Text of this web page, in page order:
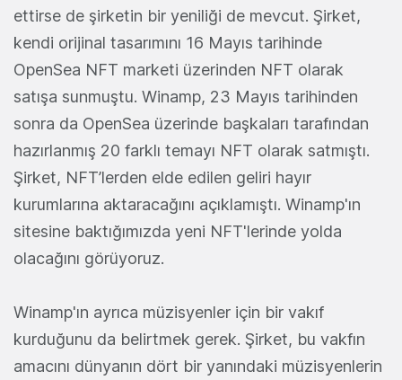
ettirse de şirketin bir yeniliği de mevcut. Şirket,
kendi orijinal tasarımını 16 Mayıs tarihinde
OpenSea NFT marketi üzerinden NFT olarak
satışa sunmuştu. Winamp, 23 Mayıs tarihinden
sonra da OpenSea üzerinde başkaları tarafından
hazırlanmış 20 farklı temayı NFT olarak satmıştı.
Şirket, NFT’lerden elde edilen geliri hayır
kurumlarına aktaracağını açıklamıştı. Winamp'ın
sitesine baktığımızda yeni NFT'lerinde yolda
olacağını görüyoruz.
Winamp'ın ayrıca müzisyenler için bir vakıf
kurduğunu da belirtmek gerek. Şirket, bu vakfın
amacını dünyanın dört bir yanındaki müzisyenlerin